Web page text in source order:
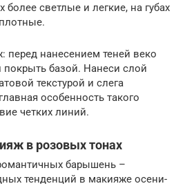
более светлые и легкие, на губах
перед нанесением теней веко
базой. Нанеси слой
текстурой и слега
особенность такого
четких линий.
в розовых тонах
барышень –
тенденций в макияже осени-